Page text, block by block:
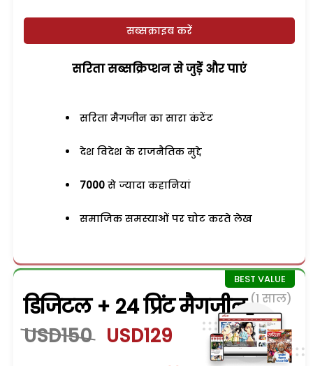
सब्सक्राइब करें
सरिता सब्सक्रिप्शन से जुड़ेें और पाएं
सरिता मैगजीन का सारा कंटेंट
देश विदेश के राजनैतिक मुद्दे
7000 से ज्यादा कहानियां
समाजिक समस्याओं पर चोट करते लेख
डिजिटल + 24 प्रिंट मैगजीन (1 साल)
USD150 USD129